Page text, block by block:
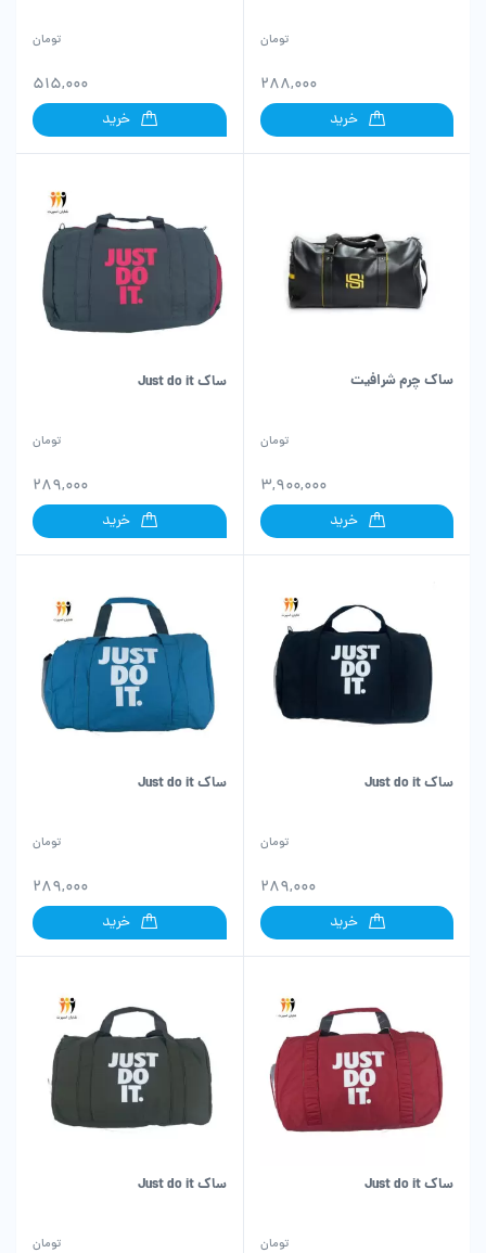
288,000
تومان
خرید
515,000
تومان
خرید
ساک چرم شرافیت
3,900,000
تومان
خرید
ساک Just do it
289,000
تومان
خرید
ساک Just do it
289,000
تومان
خرید
ساک Just do it
289,000
تومان
خرید
ساک Just do it
تومان
ساک Just do it
تومان